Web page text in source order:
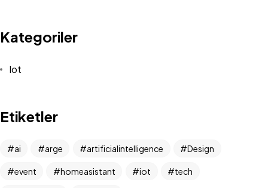
Kategoriler
Iot
Etiketler
ai arge artificialintelligence Design
event homeasistant iot tech